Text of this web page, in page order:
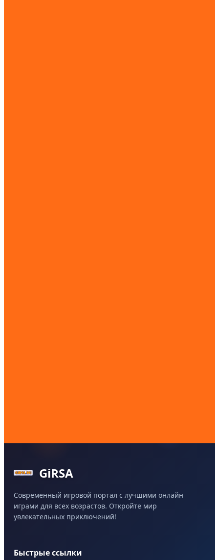
GiRSA
Современный игровой портал с лучшими онлайн
играми для всех возрастов. Откройте мир
увлекательных приключений!
Быстрые ссылки